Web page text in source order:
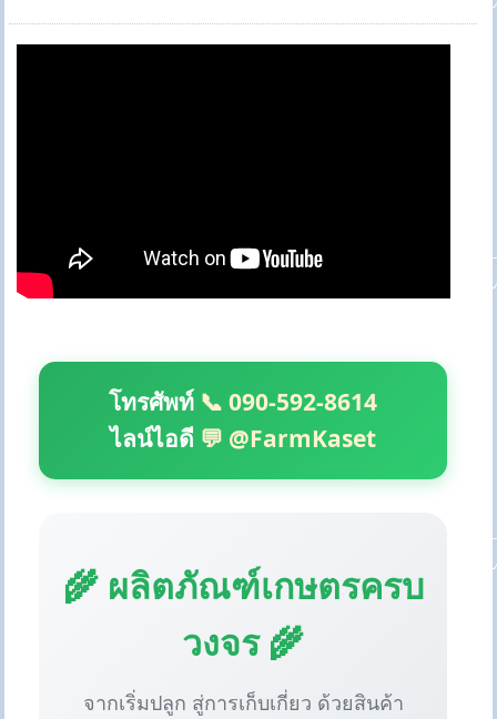
โทรศัพท์ 📞 090-592-8614
ไลน์ไอดี 💬 @FarmKaset
🌾 ผลิตภัณฑ์เกษตรครบ
วงจร 🌾
จากเริ่มปลูก สู่การเก็บเกี่ยว ด้วยสินค้า